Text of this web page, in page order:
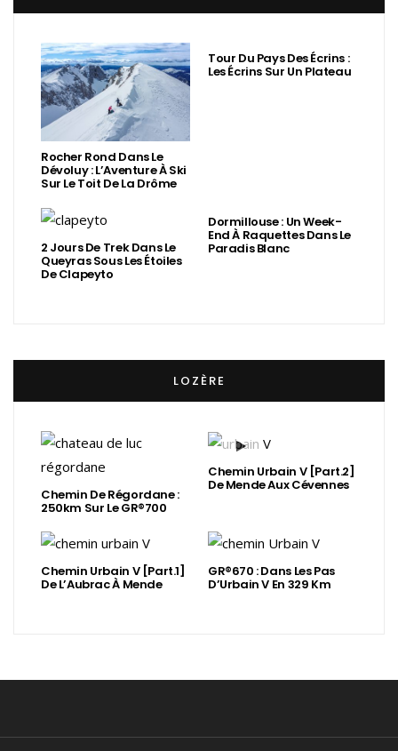
Rocher Rond Dans Le
Dévoluy : L’Aventure À Ski
Sur Le Toit De La Drôme
Tour Du Pays Des Écrins :
Les Écrins Sur Un Plateau
2 Jours De Trek Dans Le
Queyras Sous Les Étoiles
De Clapeyto
Dormillouse : Un Week-
End À Raquettes Dans Le
Paradis Blanc
LOZÈRE
Chemin De Régordane :
250km Sur Le GR®700
Chemin Urbain V [Part.2]
De Mende Aux Cévennes
Chemin Urbain V [Part.1]
De L’Aubrac À Mende
GR®670 : Dans Les Pas
D’Urbain V En 329 Km